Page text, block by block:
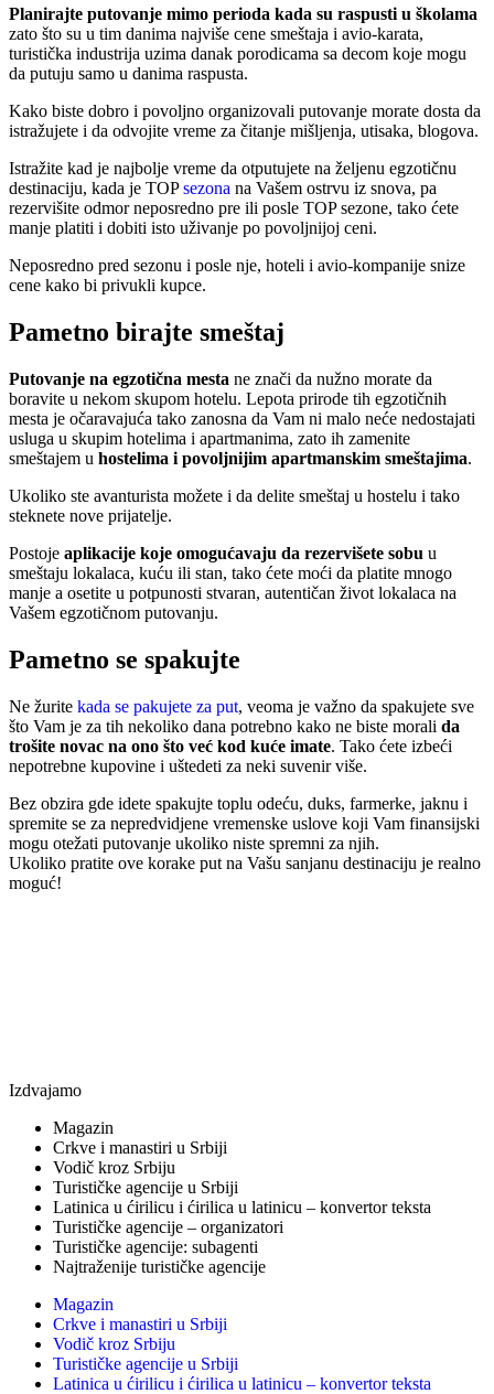
Planirajte putovanje mimo perioda kada su raspusti u školama
zato što su u tim danima najviše cene smeštaja i avio-karata,
turistička industrija uzima danak porodicama sa decom koje mogu
da putuju samo u danima raspusta.
Kako biste dobro i povoljno organizovali putovanje morate dosta da
istražujete i da odvojite vreme za čitanje mišljenja, utisaka, blogova.
Istražite kad je najbolje vreme da otputujete na željenu egzotičnu
destinaciju, kada je TOPsezona na Vašem ostrvu iz snova, pa
rezervišite odmor neposredno pre ili posle TOP sezone, tako ćete
manje platiti i dobiti isto uživanje po povoljnijoj ceni.
Neposredno pred sezonu i posle nje, hoteli i avio-kompanije snize
cene kako bi privukli kupce.
Pametno birajte smeštaj
Putovanje na egzotična mesta ne znači da nužno morate da
boravite u nekom skupom hotelu. Lepota prirode tih egzotičnih
mesta je očaravajuća tako zanosna da Vam ni malo neće nedostajati
usluga u skupim hotelima i apartmanima, zato ih zamenite
smeštajem u hostelima i povoljnijim apartmanskim smeštajima.
Ukoliko ste avanturista možete i da delite smeštaj u hostelu i tako
steknete nove prijatelje.
Postoje aplikacije koje omogućavaju da rezervišete sobu u
smeštaju lokalaca, kuću ili stan, tako ćete moći da platite mnogo
manje a osetite u potpunosti stvaran, autentičan život lokalaca na
Vašem egzotičnom putovanju.
Pametno se spakujte
Ne žurite kada se pakujete za put, veoma je važno da spakujete sve
što Vam je za tih nekoliko dana potrebno kako ne biste morali da
trošite novac na ono što već kod kuće imate. Tako ćete izbeći
nepotrebne kupovine i uštedeti za neki suvenir više.
Bez obzira gde idete spakujte toplu odeću, duks, farmerke, jaknu i
spremite se za nepredvidjene vremenske uslove koji Vam finansijski
mogu otežati putovanje ukoliko niste spremni za njih.
Ukoliko pratite ove korake put na Vašu sanjanu destinaciju je realno
moguć!
Izdvajamo
Magazin
Crkve i manastiri u Srbiji
Vodič kroz Srbiju
Turističke agencije u Srbiji
Latinica u ćirilicu i ćirilica u latinicu – konvertor teksta
Turističke agencije – organizatori
Turističke agencije: subagenti
Najtraženije turističke agencije
Magazin
Crkve i manastiri u Srbiji
Vodič kroz Srbiju
Turističke agencije u Srbiji
Latinica u ćirilicu i ćirilica u latinicu – konvertor teksta